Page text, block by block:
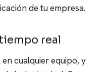
de tu empresa.
real
cualquier equipo, y